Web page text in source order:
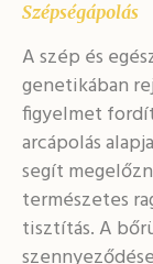
Szépségápolás
A szép és
genetikában
figyelmet
arcápolás
segít
természetes
tisztítás. A